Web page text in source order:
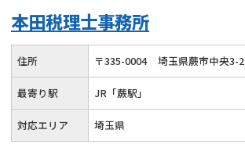
本田税理士事務所
住所 〒335-0004 埼玉県蕨市中央3-
最寄り駅 JR「蕨駅」
対応エリア 埼玉県